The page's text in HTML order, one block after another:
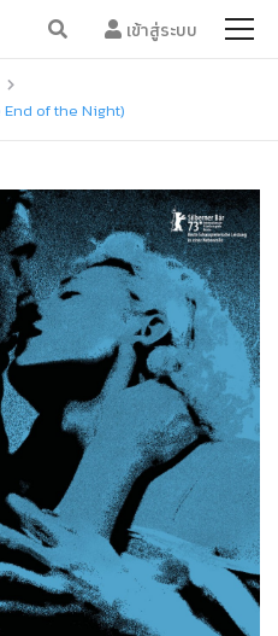
เข้าสู่ระบบ
of the Night)